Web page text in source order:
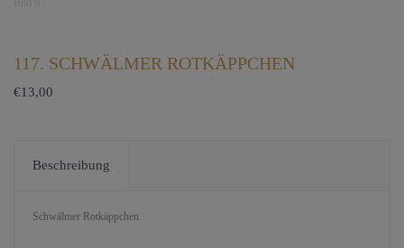
117. SCHWÄLMER ROTKÄPPCHEN
€13,00
Beschreibung
Schwälmer Rotkäppchen